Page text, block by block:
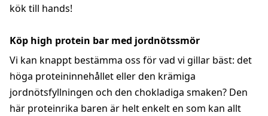
kök till hands!
Köp high protein bar med jordnötssmör
Vi kan knappt bestämma oss för vad vi gillar bäst: det
höga proteininnehållet eller den krämiga
jordnötsfyllningen och den chokladiga smaken? Den
här proteinrika baren är helt enkelt en som kan allt